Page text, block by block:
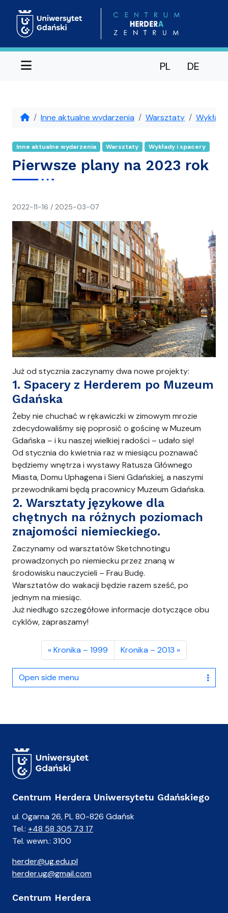
Menu PL DE
Inne aktualne wydarzenia Warsztaty
Inne aktualne wydarzenia Warsztaty Wykłady i spacery
Pierwsze plany na 2023 rok
2022-11-16 / 2025-03-07
Już od stycznia zaczynamy dwa nowe projekty:
1. Spacery z Herderem po Muzeum
Gdańska
Żeby nie chuchać w rękawiczki w zimowym mrozie
zdecydowaliśmy się poprosić o gościnę w Muzeum
Gdańska – i ku naszej wielkiej radości – udało się!
Od stycznia do kwietnia raz w miesiącu poznawać
będziemy wnętrza i wystawy Ratusza Głównego
Miasta, Domu Uphagena i Sieni Gdańskiej, a naszymi
przewodnikami będą pracownicy Muzeum Gdańska.
2. Warsztaty językowe dla
chętnych na różnych poziomach
znajomości niemieckiego.
Zaczynamy od warsztatów Sketchnotingu
prowadzonych po niemiecku przez znaną w
środowisku nauczycieli – Frau Budę.
Warsztatów do wakacji będzie razem sześć, po
jednym na miesiąc.
Już niedługo szczegółowe informacje dotyczące obu
cyklów, zapraszamy!
Kronika – 1999 Kronika – 2013
Open side menu
Centrum Herdera Uniwersytetu Gdańskiego
ul. Ogarna 26, PL 80-826 Gdańsk
Tel.: +48 58 305 73 17
Tel. wewn.: 3100
herder@ug.edu.pl
herder.ug@gmail.com
Centrum Herdera